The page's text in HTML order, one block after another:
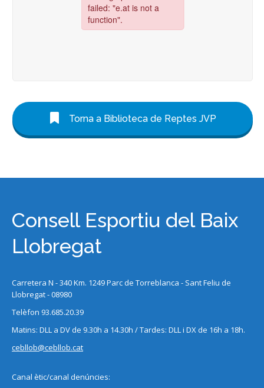
Torna a Biblioteca de Reptes JVP
Consell Esportiu del Baix
Llobregat
Carretera N - 340 Km. 1249 Parc de Torreblanca - Sant Feliu de
Llobregat - 08980
Telèfon 93.685.20.39
Matins: DLL a DV de 9.30h a 14.30h / Tardes: DLL i DX de 16h a 18h.
cebllob@cebllob.cat
Canal ètic/canal denúncies: